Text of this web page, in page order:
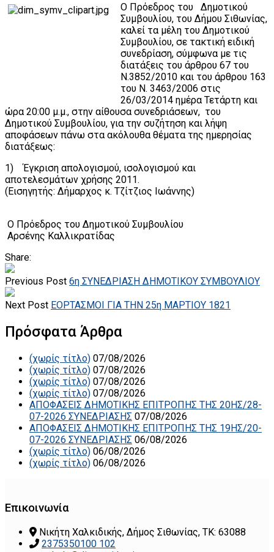
Ο Πρόεδρος του Δημοτικού
Συμβουλίου, του Δήμου Σιθωνίας,
καλεί τα μέλη του Δημοτικού
Συμβουλίου, σε τακτική ειδική
συνεδρίαση, σύμφωνα με τις
διατάξεις του άρθρου 67 του
Ν.3852/2010 και του άρθρου 163
του Ν. 3463/2006 στις
26/03/2014 ημέρα Τετάρτη και
ώρα 20:00 μ.μ., στην αίθουσα συνεδριάσεων, του
Δημοτικού Συμβουλίου, για την συζήτηση και λήψη
αποφάσεων πάνω στα ακόλουθα θέματα της ημερησίας
διατάξεως:
1) Έγκριση απολογισμού, ισολογισμού και
αποτελεσμάτων χρήσης 2011.
(Εισηγητής: Δήμαρχος κ. Τζίτζιος Ιωάννης)
Ο Πρόεδρος του Δημοτικού Συμβουλίου
Αρσένης Καλλικρατίδας
Share:
Previous Post 6η ΣΥΝΕΔΡΙΑΣΗ ΔΗΜΟΤΙΚΟΥ ΣΥΜΒΟΥΛΙΟΥ
Next Post ΕΟΡΤΑΣΜΟΙ ΓΙΑ ΤΗΝ 25η ΜΑΡΤΙΟΥ 1821
Πρόσφατα Άρθρα
(χωρίς τίτλο) 07/08/2026
(χωρίς τίτλο) 07/08/2026
(χωρίς τίτλο) 07/08/2026
(χωρίς τίτλο) 07/08/2026
ΑΠΟΦΑΣΕΙΣ ΔΗΜΟΤΙΚΗΣ ΕΠΙΤΡΟΠΗΣ ΤΗΣ 20ΗΣ/28-
07-2026 ΣΥΝΕΔΡΙΑΣΗΣ 07/08/2026
ΑΠΟΦΑΣΕΙΣ ΔΗΜΟΤΙΚΗΣ ΕΠΙΤΡΟΠΗΣ ΤΗΣ 19ΗΣ/20-
07-2026 ΣΥΝΕΔΡΙΑΣΗΣ 06/08/2026
(χωρίς τίτλο) 06/08/2026
(χωρίς τίτλο) 06/08/2026
Επικοινωνία
Νικήτη Χαλκιδικής, Δήμος Σιθωνίας, ΤΚ: 63088
2375350100 102